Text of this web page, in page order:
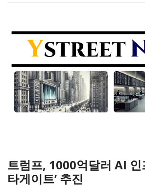
트럼프, 1000억달러 AI 인
타게이트’ 추진